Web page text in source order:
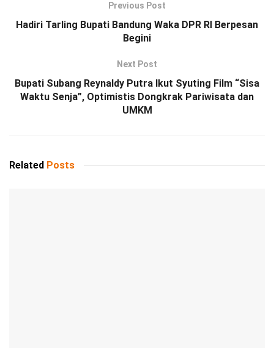
Previous Post
Hadiri Tarling Bupati Bandung Waka DPR RI Berpesan
Begini
Next Post
Bupati Subang Reynaldy Putra Ikut Syuting Film “Sisa
Waktu Senja”, Optimistis Dongkrak Pariwisata dan
UMKM
Related Posts